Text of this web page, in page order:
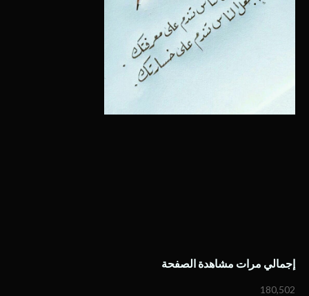
إجمالي مرات مشاهدة الصفحة
180,502